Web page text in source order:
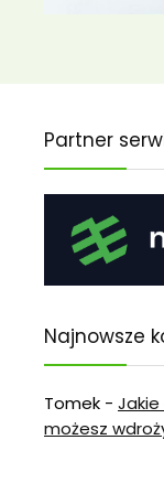
Partner
Najnowsze
Tomek -
możesz